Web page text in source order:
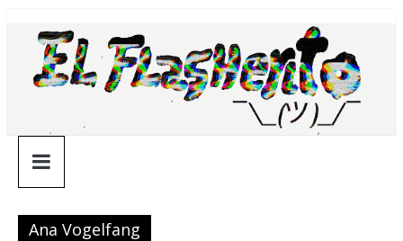
contenido
¯\_(ツ)_/
¯
Ana Vogelfang